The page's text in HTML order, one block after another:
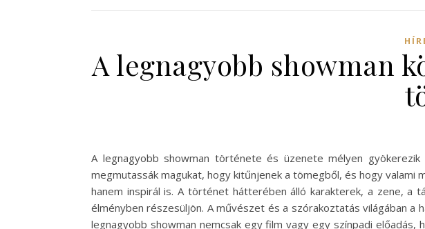
A legnagyobb showman
A legnagyobb showman története és üzenete mélyen
megmutassák magukat, hogy kitűnjenek a tömegből, és hogy valami
hanem inspirál is. A történet hátterében álló karakterek, a zene, a
élményben részesüljön. A művészet és a szórakoztatás világában
legnagyobb showman nemcsak egy film vagy egy színpadi